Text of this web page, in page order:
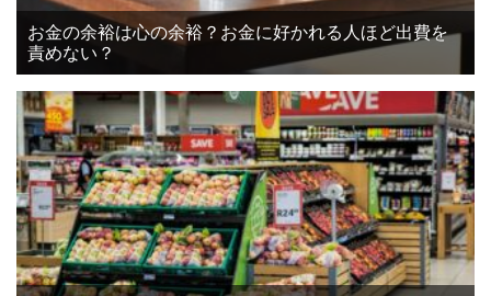
お金の余裕は心の余裕？お金に好かれる人ほど出費を
責めない？